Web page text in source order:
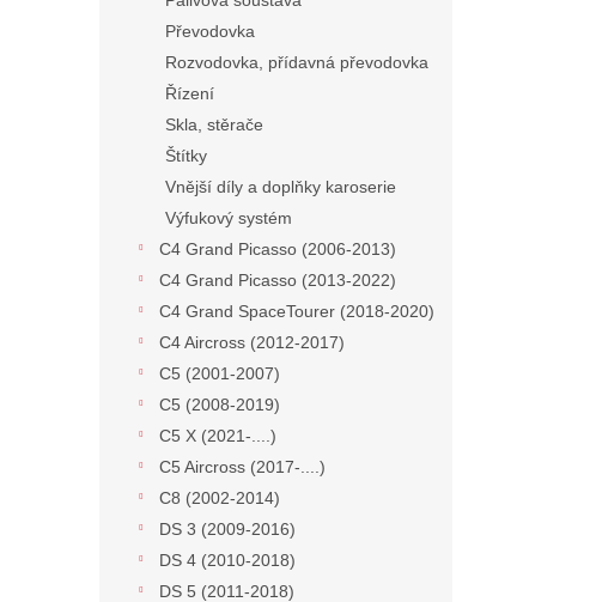
Převodovka
Rozvodovka, přídavná převodovka
Řízení
Skla, stěrače
Štítky
Vnější díly a doplňky karoserie
Výfukový systém
C4 Grand Picasso (2006-2013)
C4 Grand Picasso (2013-2022)
C4 Grand SpaceTourer (2018-2020)
C4 Aircross (2012-2017)
C5 (2001-2007)
C5 (2008-2019)
C5 X (2021-....)
C5 Aircross (2017-....)
C8 (2002-2014)
DS 3 (2009-2016)
DS 4 (2010-2018)
DS 5 (2011-2018)